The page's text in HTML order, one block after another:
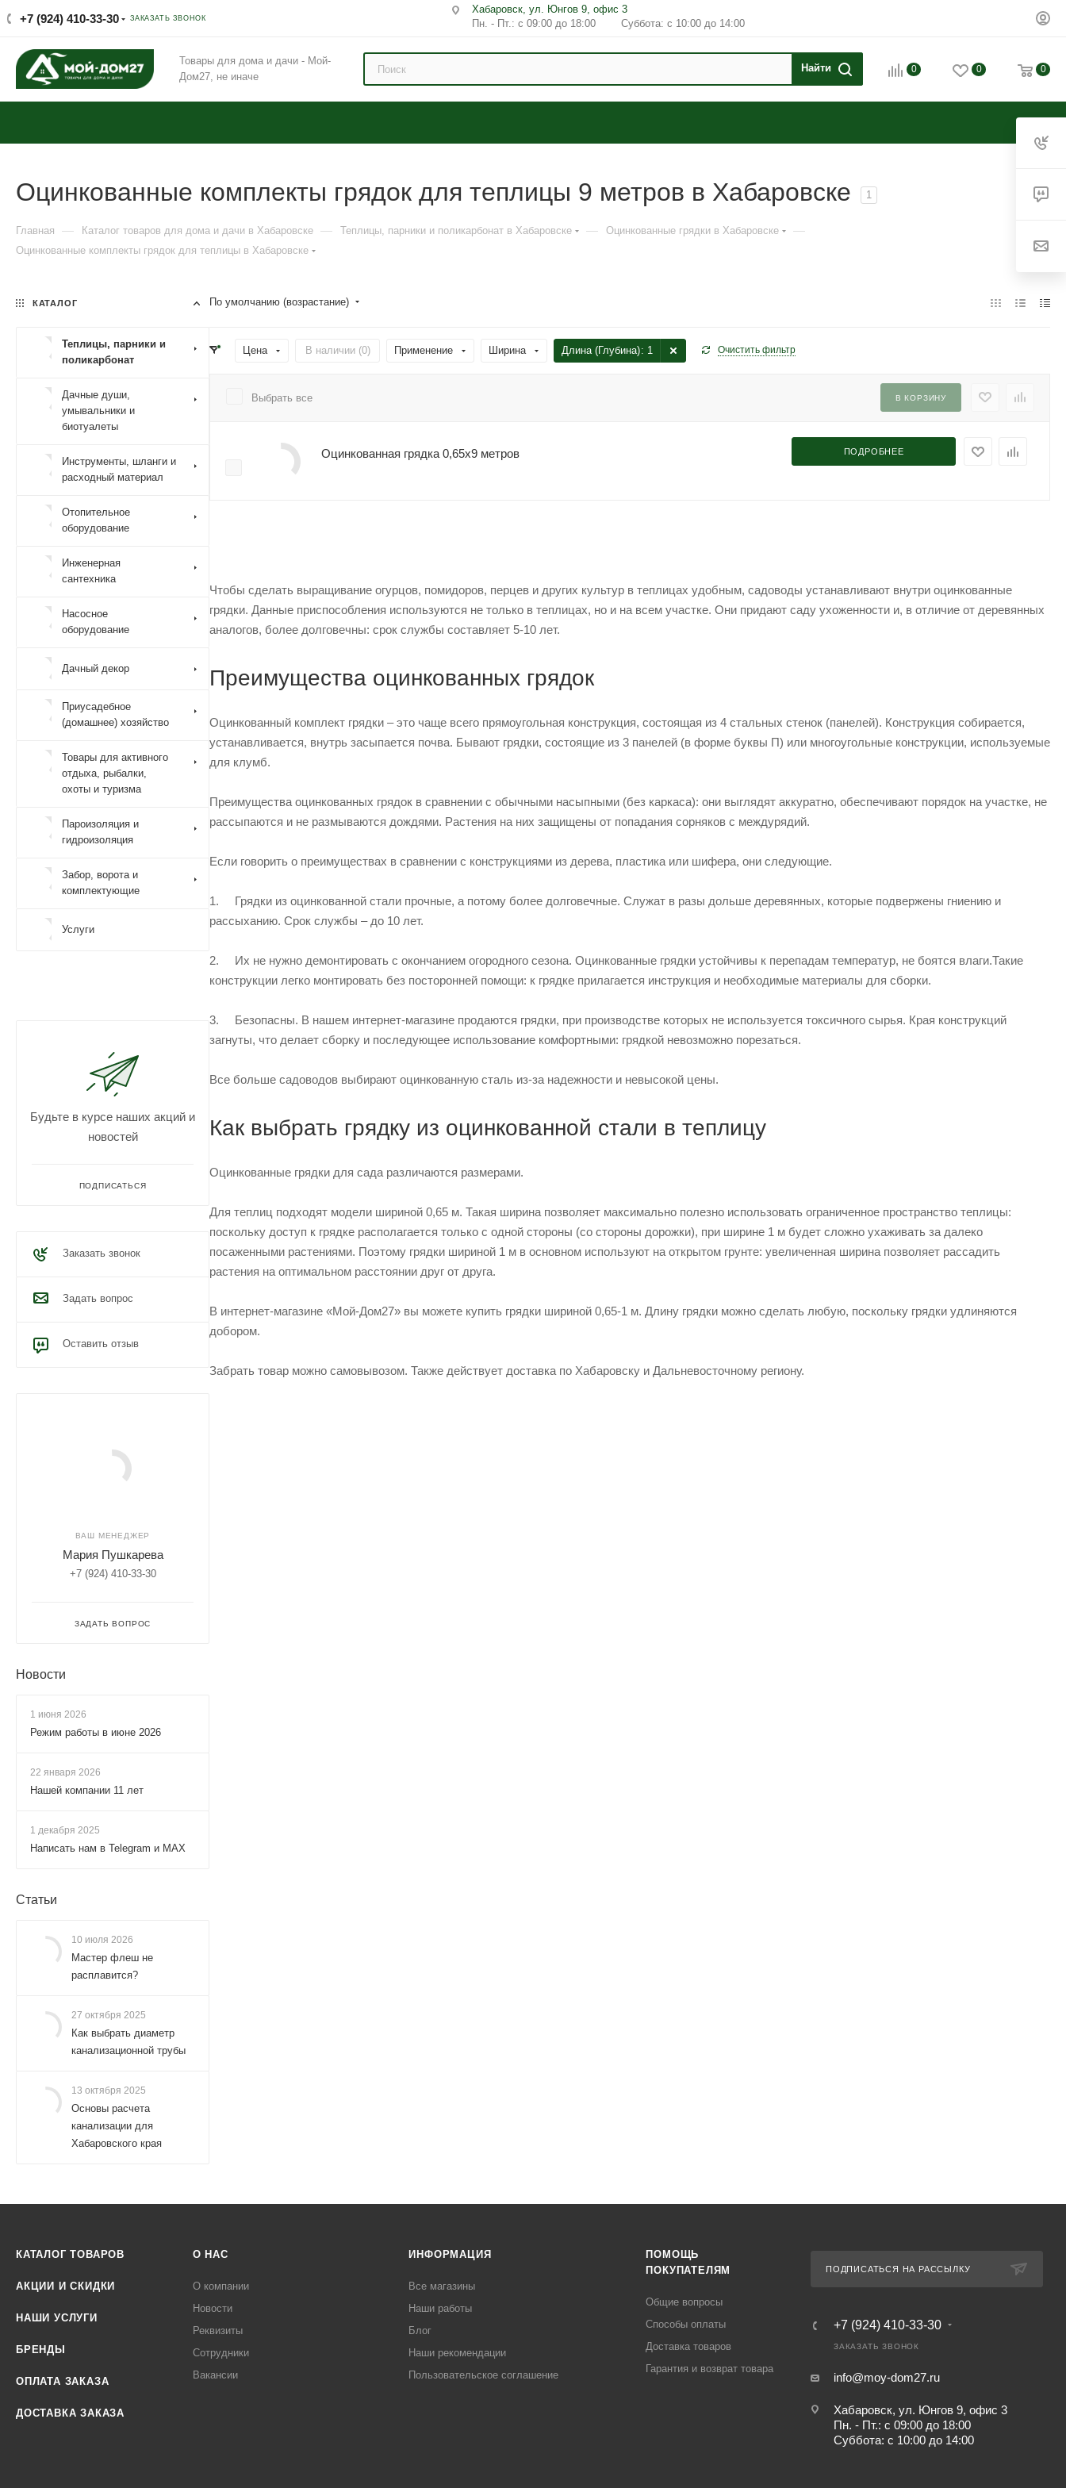
+7 (924) 410-33-30 ЗАКАЗАТЬ ЗВОНОК
Хабаровск, ул. Юнгов 9, офис 3
Пн. - Пт.: с 09:00 до 18:00 Суббота: с 10:00 до 14:00
Товары для дома и дачи - Мой-
Дом27, не иначе
0 0 0
Оцинкованные комплекты грядок для теплицы 9 метров в Хабаровске 1
Главная — Каталог товаров для дома и дачи в Хабаровске — Теплицы, парники и поликарбонат в Хабаровске — Оцинкованные грядки в Хабаровске —
Оцинкованные комплекты грядок для теплицы в Хабаровске
По умолчанию (возрастание)
Цена В наличии (0) Применение Ширина Длина (Глубина): 1 Очистить фильтр
Выбрать все В КОРЗИНУ
Оцинкованная грядка 0,65х9 метров ПОДРОБНЕЕ
Чтобы сделать выращивание огурцов, помидоров, перцев и других культур в теплицах удобным, садоводы устанавливают внутри оцинкованные
грядки. Данные приспособления используются не только в теплицах, но и на всем участке. Они придают саду ухоженности и, в отличие от деревянных
аналогов, более долговечны: срок службы составляет 5-10 лет.
Преимущества оцинкованных грядок
Оцинкованный комплект грядки – это чаще всего прямоугольная конструкция, состоящая из 4 стальных стенок (панелей). Конструкция собирается,
устанавливается, внутрь засыпается почва. Бывают грядки, состоящие из 3 панелей (в форме буквы П) или многоугольные конструкции, используемые
для клумб.
Преимущества оцинкованных грядок в сравнении с обычными насыпными (без каркаса): они выглядят аккуратно, обеспечивают порядок на участке, не
рассыпаются и не размываются дождями. Растения на них защищены от попадания сорняков с междурядий.
Если говорить о преимуществах в сравнении с конструкциями из дерева, пластика или шифера, они следующие.
1. Грядки из оцинкованной стали прочные, а потому более долговечные. Служат в разы дольше деревянных, которые подвержены гниению и
рассыханию. Срок службы – до 10 лет.
2. Их не нужно демонтировать с окончанием огородного сезона. Оцинкованные грядки устойчивы к перепадам температур, не боятся влаги.Такие
конструкции легко монтировать без посторонней помощи: к грядке прилагается инструкция и необходимые материалы для сборки.
3. Безопасны. В нашем интернет-магазине продаются грядки, при производстве которых не используется токсичного сырья. Края конструкций
загнуты, что делает сборку и последующее использование комфортными: грядкой невозможно порезаться.
Все больше садоводов выбирают оцинкованную сталь из-за надежности и невысокой цены.
Как выбрать грядку из оцинкованной стали в теплицу
Оцинкованные грядки для сада различаются размерами.
Для теплиц подходят модели шириной 0,65 м. Такая ширина позволяет максимально полезно использовать ограниченное пространство теплицы:
поскольку доступ к грядке располагается только с одной стороны (со стороны дорожки), при ширине 1 м будет сложно ухаживать за далеко
посаженными растениями. Поэтому грядки шириной 1 м в основном используют на открытом грунте: увеличенная ширина позволяет рассадить
растения на оптимальном расстоянии друг от друга.
В интернет-магазине «Мой-Дом27» вы можете купить грядки шириной 0,65-1 м. Длину грядки можно сделать любую, поскольку грядки удлиняются
добором.
Забрать товар можно самовывозом. Также действует доставка по Хабаровску и Дальневосточному региону.
КАТАЛОГ
Теплицы, парники и
поликарбонат
Дачные души,
умывальники и
биотуалеты
Инструменты, шланги и
расходный материал
Отопительное
оборудование
Инженерная
сантехника
Насосное
оборудование
Дачный декор
Приусадебное
(домашнее) хозяйство
Товары для активного
отдыха, рыбалки,
охоты и туризма
Пароизоляция и
гидроизоляция
Забор, ворота и
комплектующие
Услуги
Будьте в курсе наших акций и
новостей
ПОДПИСАТЬСЯ
Заказать звонок
Задать вопрос
Оставить отзыв
ВАШ МЕНЕДЖЕР
Мария Пушкарева
+7 (924) 410-33-30
ЗАДАТЬ ВОПРОС
Новости
1 июня 2026
Режим работы в июне 2026
22 января 2026
Нашей компании 11 лет
1 декабря 2025
Написать нам в Telegram и MAX
Статьи
10 июля 2026
Мастер флеш не
расплавится?
27 октября 2025
Как выбрать диаметр
канализационной трубы
13 октября 2025
Основы расчета
канализации для
Хабаровского края
КАТАЛОГ ТОВАРОВ
АКЦИИ И СКИДКИ
НАШИ УСЛУГИ
БРЕНДЫ
ОПЛАТА ЗАКАЗА
ДОСТАВКА ЗАКАЗА
О НАС
О компании
Новости
Реквизиты
Сотрудники
Вакансии
ИНФОРМАЦИЯ
Все магазины
Наши работы
Блог
Наши рекомендации
Пользовательское соглашение
ПОМОЩЬ
ПОКУПАТЕЛЯМ
Общие вопросы
Способы оплаты
Доставка товаров
Гарантия и возврат товара
ПОДПИСАТЬСЯ НА РАССЫЛКУ
+7 (924) 410-33-30
ЗАКАЗАТЬ ЗВОНОК
info@moy-dom27.ru
Хабаровск, ул. Юнгов 9, офис 3
Пн. - Пт.: с 09:00 до 18:00
Суббота: с 10:00 до 14:00